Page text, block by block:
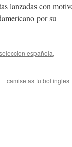
lanzadas con
por su
española,
camisetas futbol ingles